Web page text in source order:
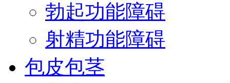
勃起功能障碍
射精功能障碍
包皮包茎